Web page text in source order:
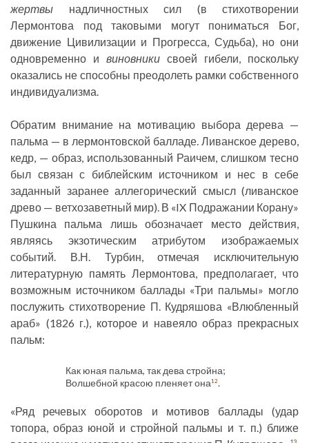
жертвы надличностных сил (в стихотворении
Лермонтова под таковыми могут пониматься Бог,
движение Цивилизации и Прогресса, Судьба), но они
одновременно и виновники своей гибели, поскольку
оказались не способны преодолеть рамки собственного
индивидуализма.
Обратим внимание на мотивацию выбора дерева —
пальма — в лермонтовской балладе. Ливанское дерево,
кедр, — образ, использованный Раичем, слишком тесно
был связан с библейским источником и нес в себе
заданный заранее аллегорический смысл (ливанское
древо — ветхозаветный мир). В «IX Подражании Корану»
Пушкина пальма лишь обозначает место действия,
являясь экзотическим атрибутом изображаемых
событий. В.Н. Турбин, отмечая исключительную
литературную память Лермонтова, предполагает, что
возможным источником баллады «Три пальмы» могло
послужить стихотворение П. Кудряшова «Влюбленный
араб» (1826 г.), которое и навеяло образ прекрасных
пальм:
Как юная пальма, так дева стройна;
Волшебной красою пленяет она12.
«Ряд речевых оборотов и мотивов баллады (удар
топора, образ юной и стройной пальмы и т. п.) ближе